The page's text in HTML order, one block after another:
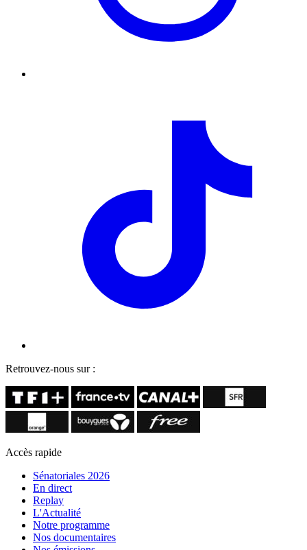
Retrouvez-nous sur :
Accès rapide
Sénatoriales 2026
En direct
Replay
L'Actualité
Notre programme
Nos documentaires